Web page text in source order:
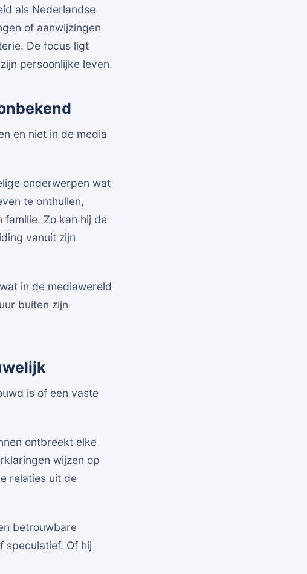
als Nederlandse
of aanwijzingen
De focus ligt
persoonlijke leven.
en niet in de media
onderwerpen wat
te onthullen,
familie. Zo kan hij de
vanuit zijn
in de mediawereld
buiten zijn
is of een vaste
ontbreekt elke
wijzen op
relaties uit de
betrouwbare
speculatief. Of hij